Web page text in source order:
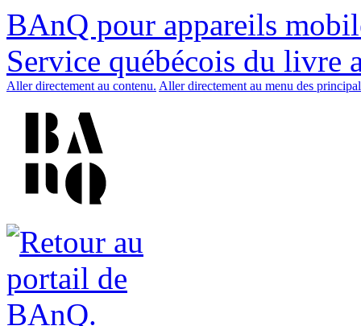
BAnQ pour appareils
Service québécois du livre
Aller directement au contenu. Aller directement au menu des